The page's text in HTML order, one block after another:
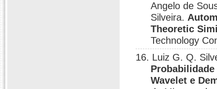
Angelo de
Silveira.
Theoretic
Technology
16. Luiz G. Q.
Wavelet e